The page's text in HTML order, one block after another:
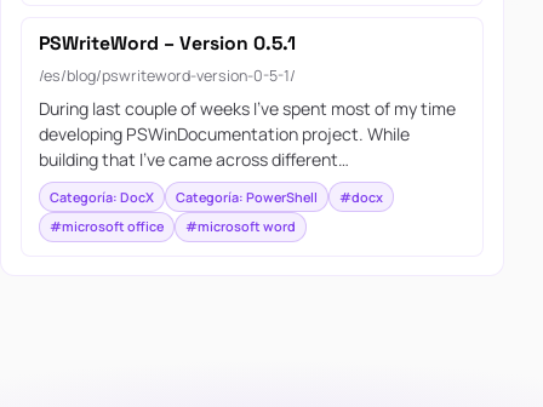
PSWriteWord – Version 0.5.1
/es/blog/pswriteword-version-0-5-1/
During last couple of weeks I’ve spent most of my time
developing PSWinDocumentation project. While
building that I’ve came across different…
Categoría: DocX Categoría: PowerShell
#docx
#microsoft office
#microsoft word